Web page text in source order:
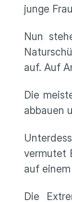
junge
Nun
auf. Auf
Die
abbauen
vermutet
auf
Die